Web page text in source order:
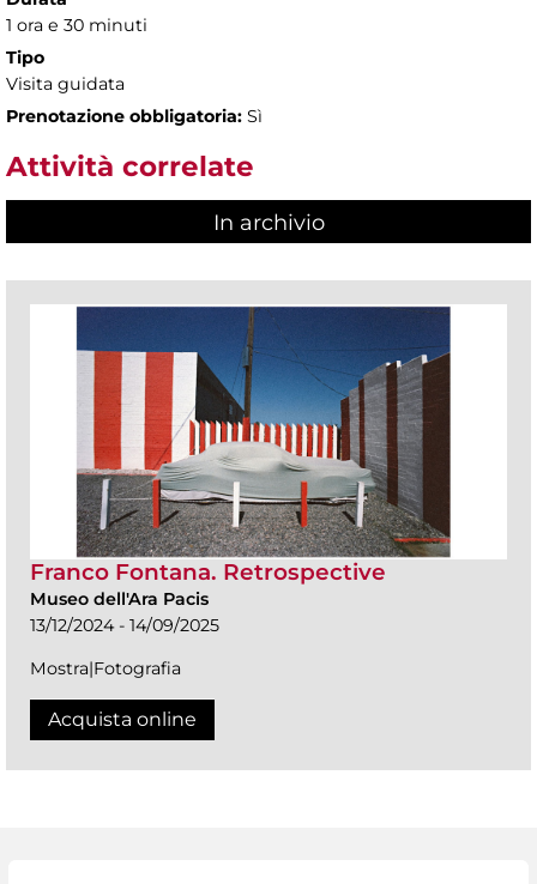
1 ora e 30 minuti
Tipo
Visita guidata
Prenotazione obbligatoria: Sì
Attività correlate
In archivio
Franco Fontana. Retrospective
Museo dell'Ara Pacis
13/12/2024 - 14/09/2025
Mostra|Fotografia
Acquista online